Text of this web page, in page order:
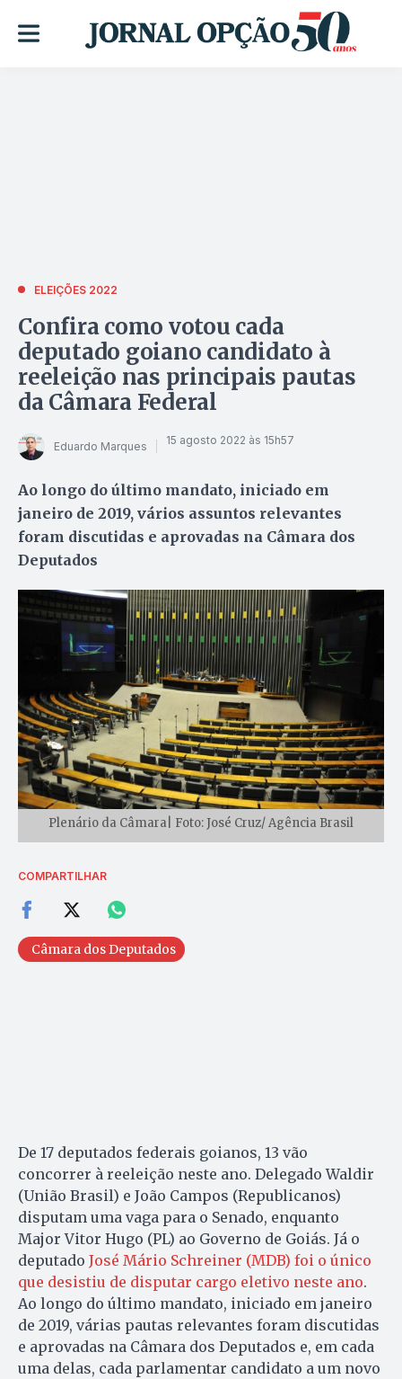
ELEIÇÕES 2022
Confira como votou cada
deputado goiano candidato à
reeleição nas principais pautas
da Câmara Federal
Eduardo Marques 15 agosto 2022 às 15h57
Ao longo do último mandato, iniciado em
janeiro de 2019, vários assuntos relevantes
foram discutidas e aprovadas na Câmara dos
Deputados
Plenário da Câmara| Foto: José Cruz/ Agência Brasil
COMPARTILHAR
Câmara dos Deputados
De 17 deputados federais goianos, 13 vão
concorrer à reeleição neste ano. Delegado Waldir
(União Brasil) e João Campos (Republicanos)
disputam uma vaga para o Senado, enquanto
Major Vitor Hugo (PL) ao Governo de Goiás. Já o
deputado José Mário Schreiner (MDB) foi o único
que desistiu de disputar cargo eletivo neste ano.
Ao longo do último mandato, iniciado em janeiro
de 2019, várias pautas relevantes foram discutidas
e aprovadas na Câmara dos Deputados e, em cada
uma delas, cada parlamentar candidato a um novo